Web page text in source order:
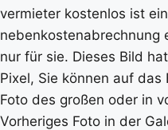
vermieter kostenlos ist
nebenkostenabrechnung
nur für sie. Dieses Bild
Pixel, Sie können auf
Foto des großen oder in
Vorheriges Foto in der